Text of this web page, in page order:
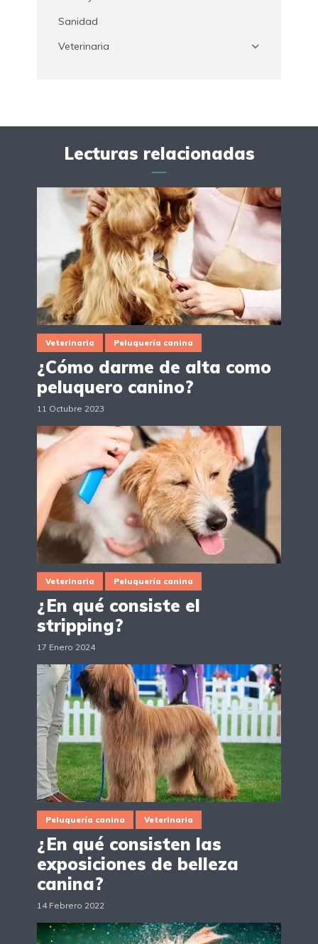
Sanidad
Veterinaria
Lecturas relacionadas
Veterinaria Peluquería canina
¿Cómo darme de alta como
peluquero canino?
11 Octubre 2023
Veterinaria Peluquería canina
¿En qué consiste el
stripping?
17 Enero 2024
Peluquería canina Veterinaria
¿En qué consisten las
exposiciones de belleza
canina?
14 Febrero 2022